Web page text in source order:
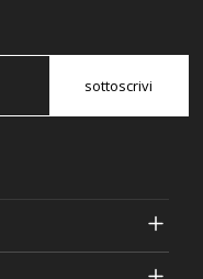
sottoscrivi